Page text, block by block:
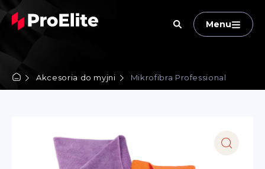
Menu
Akcesoria do myjni Mikrofibra Professional